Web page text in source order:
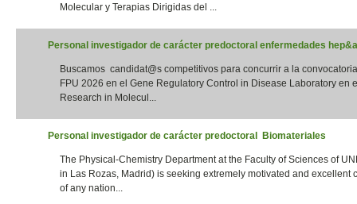
Molecular y Terapias Dirigidas del ...
Personal investigador de carácter predoctoral enfermedades
Buscamos candidat@s competitivos para concurrir a la
FPU 2026 en el Gene Regulatory Control in Disease Laboratory en
Research in Molecul...
Personal investigador de carácter predoctoral Biomateriales
The Physical-Chemistry Department at the Faculty of Sciences of
in Las Rozas, Madrid) is seeking extremely motivated and excellent
of any nation...